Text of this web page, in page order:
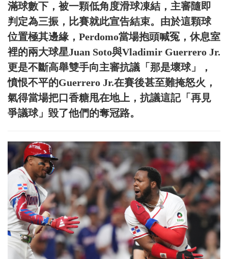
滿球數下，被一顆低角度滑球凍結，主審隨即
判定為三振，比賽就此宣告結束。由於這顆球
位置極其邊緣，Perdomo當場抱頭喊冤，休息室
裡的兩大球星Juan Soto與Vladimir Guerrero Jr.
更是不斷高舉雙手向主審抗議「那是壞球」，
憤恨不平的Guerrero Jr.在賽後甚至難掩怒火，
氣得當場把口香糖甩在地上，抗議這記「再見
爭議球」毀了他們的奪冠路。